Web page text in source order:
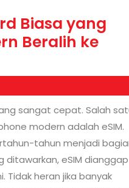
Biasa yang
Beralih ke
sangat cepat. Salah
modern adalah eSIM.
tahun menjadi
eSIM dianggap
Tidak heran jika banyak